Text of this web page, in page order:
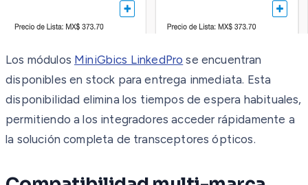
Los módulos MiniGbics LinkedPro se encuentran
disponibles en stock para entrega inmediata. Esta
disponibilidad elimina los tiempos de espera habituales,
permitiendo a los integradores acceder rápidamente a
la solución completa de transceptores ópticos.